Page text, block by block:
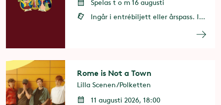
Spelas t o m 16 augusti
Ingår i entrébiljett eller årspass. Ingen förbokning krävs
Rome is Not a Town
Lilla Scenen/Polketten
11 augusti 2026, 18:00